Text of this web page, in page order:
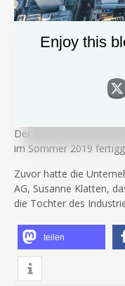
Der Winx-Turm, der auf
im Sommer 2019
Zuvor hatte die
AG, Susanne Klatten,
die Tochter des
teilen
Enjoy this